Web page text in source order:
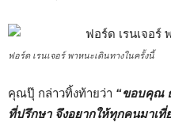
ฟอร์ด เรนเจอร์ พาหนะเดินทางในครั้งนี้
คุณปุ๊ กล่าวทิ้งท้ายว่า “ขอบคุณ
ที่ปรึกษา จึงอยากให้ทุกคนมาเ